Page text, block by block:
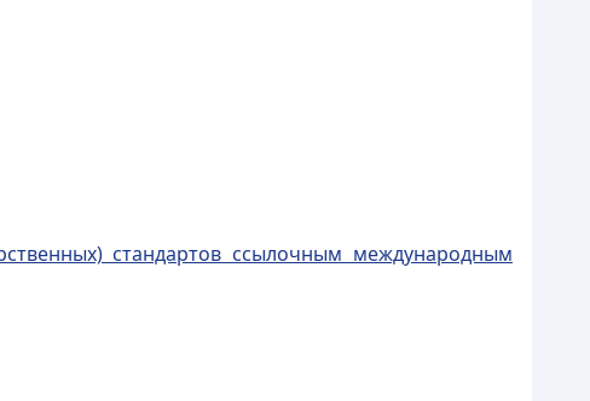
стандартов ссылочным международным